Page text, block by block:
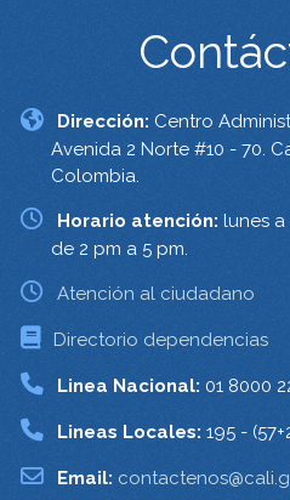
Dirección: Centro
Avenida 2 Norte #10 - 70.
Colombia.
Horario atención: lunes a
de 2 pm a 5 pm.
Atención al ciudadano
Directorio dependencias
Linea Nacional: 01 8000
Lineas Locales: 195 -
Email: